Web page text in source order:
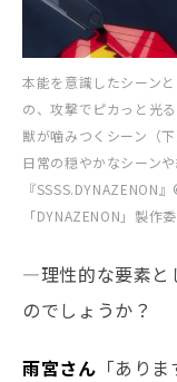
本能を意識したシーン
の、攻撃でピカっと光
獣が噛みつくシーン（
日常の穏やかなシーン
『
「DYNAZENON」製作
―理性的な要素と
のでしょうか？
雨宮さん 「あり